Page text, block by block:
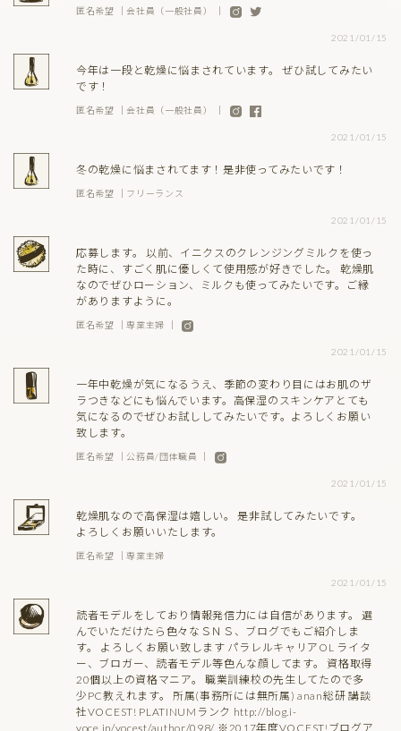
匿名希望 ｜会社員（一般社員） ｜
2021/01/15
今年は一段と乾燥に悩まされています。 ぜひ試してみたい
です！
匿名希望 ｜会社員（一般社員） ｜
2021/01/15
冬の乾燥に悩まされてます！是非使ってみたいです！
匿名希望 ｜フリーランス
2021/01/15
応募します。 以前、イニクスのクレンジングミルクを使っ
た時に、すごく肌に優しくて使用感が好きでした。 乾燥肌
なのでぜひローション、ミルクも使ってみたいです。ご縁
がありますように。
匿名希望 ｜専業主婦 ｜
2021/01/15
一年中乾燥が気になるうえ、季節の変わり目にはお肌のザ
ラつきなどにも悩んでいます。高保湿のスキンケアとても
気になるのでぜひお試ししてみたいです。よろしくお願い
致します。
匿名希望 ｜公務員/団体職員 ｜
2021/01/15
乾燥肌なので高保湿は嬉しい。 是非試してみたいです。
よろしくお願いいたします。
匿名希望 ｜専業主婦
2021/01/15
読者モデルをしており情報発信力には自信があります。 選
んでいただけたら色々なＳＮＳ、ブログでもご紹介しま
す。 よろしくお願い致します パラレルキャリアOL ライタ
ー、ブロガー、読者モデル等色んな顔してます。 資格取得
20個以上の資格マニア。 職業訓練校の先生してたので多
少PC教えれます。 所属(事務所には無所属) anan総研 講談
社VOCEST! PLATINUMランク http://blog.i-
voce.jp/vocest/author/098/ ※2017年度VOCEST!ブログア